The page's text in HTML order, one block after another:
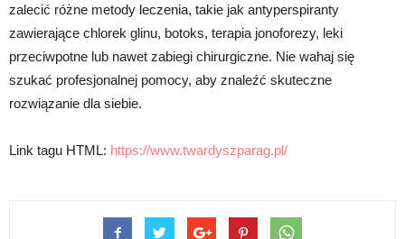
zalecić różne metody leczenia, takie jak antyperspiranty
zawierające chlorek glinu, botoks, terapia jonoforezy, leki
przeciwpotne lub nawet zabiegi chirurgiczne. Nie wahaj się
szukać profesjonalnej pomocy, aby znaleźć skuteczne
rozwiązanie dla siebie.
Link tagu HTML: https://www.twardyszparag.pl/